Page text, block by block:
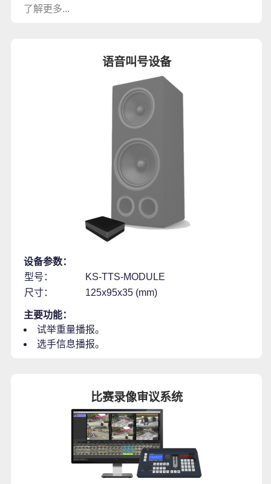
了解更多...
语音叫号设备
设备参数：
型号：
KS-TTS-MODULE
尺寸：
125x95x35 (mm)
主要功能：
试举重量播报。
选手信息播报。
比赛录像审议系统